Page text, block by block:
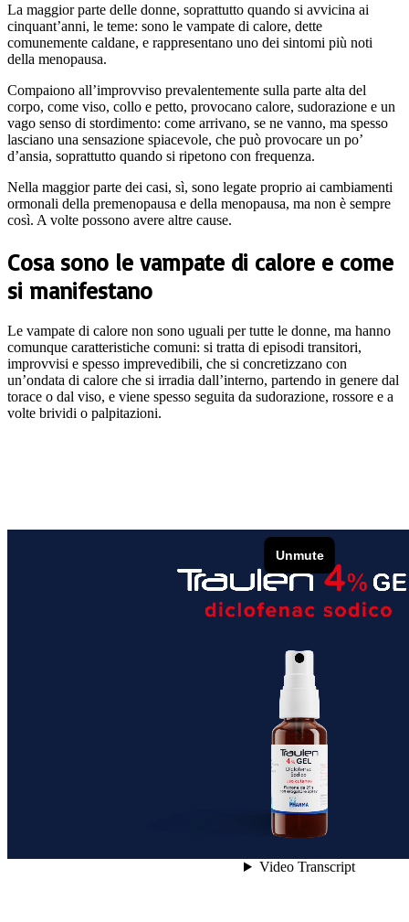
La maggior parte delle donne, soprattutto quando si avvicina ai
cinquant’anni, le teme: sono le vampate di calore, dette
comunemente caldane, e rappresentano uno dei sintomi più noti
della menopausa.
Compaiono all’improvviso prevalentemente sulla parte alta del
corpo, come viso, collo e petto, provocano calore, sudorazione e un
vago senso di stordimento: come arrivano, se ne vanno, ma spesso
lasciano una sensazione spiacevole, che può provocare un po’
d’ansia, soprattutto quando si ripetono con frequenza.
Nella maggior parte dei casi, sì, sono legate proprio ai cambiamenti
ormonali della premenopausa e della menopausa, ma non è sempre
così. A volte possono avere altre cause.
Cosa sono le vampate di calore e come
si manifestano
Le vampate di calore non sono uguali per tutte le donne, ma hanno
comunque caratteristiche comuni: si tratta di episodi transitori,
improvvisi e spesso imprevedibili, che si concretizzano con
un’ondata di calore che si irradia dall’interno, partendo in genere dal
torace o dal viso, e viene spesso seguita da sudorazione, rossore e a
volte brividi o palpitazioni.